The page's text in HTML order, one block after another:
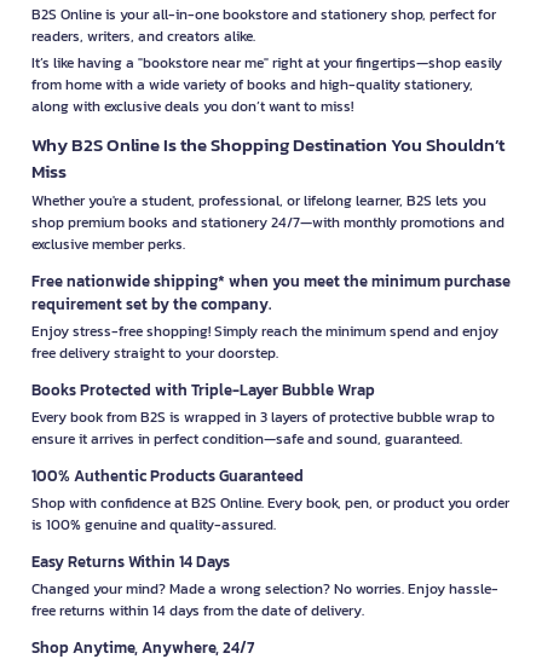
B2S Online is your all-in-one bookstore and stationery shop, perfect for
readers, writers, and creators alike.
It’s like having a "bookstore near me" right at your fingertips—shop easily
from home with a wide variety of books and high-quality stationery,
along with exclusive deals you don’t want to miss!
Why B2S Online Is the Shopping Destination You Shouldn’t
Miss
Whether you're a student, professional, or lifelong learner, B2S lets you
shop premium books and stationery 24/7—with monthly promotions and
exclusive member perks.
Free nationwide shipping* when you meet the minimum purchase
requirement set by the company.
Enjoy stress-free shopping! Simply reach the minimum spend and enjoy
free delivery straight to your doorstep.
Books Protected with Triple-Layer Bubble Wrap
Every book from B2S is wrapped in 3 layers of protective bubble wrap to
ensure it arrives in perfect condition—safe and sound, guaranteed.
100% Authentic Products Guaranteed
Shop with confidence at B2S Online. Every book, pen, or product you order
is 100% genuine and quality-assured.
Easy Returns Within 14 Days
Changed your mind? Made a wrong selection? No worries. Enjoy hassle-
free returns within 14 days from the date of delivery.
Shop Anytime, Anywhere, 24/7